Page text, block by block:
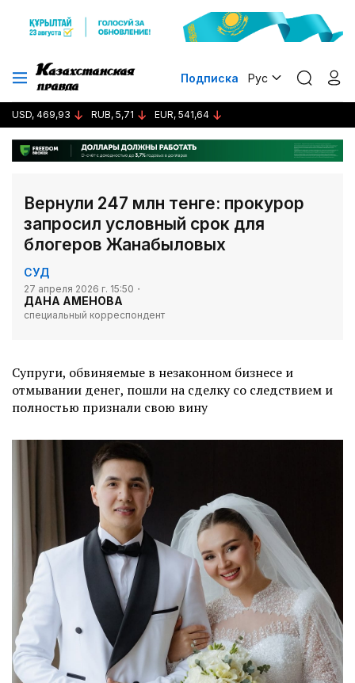
Подписка Рус
USD, 469,93 RUB, 5,71 EUR, 541,64
Вернули 247 млн тенге: прокурор
запросил условный срок для
блогеров Жанабыловых
СУД
27 апреля 2026 г. 15:50
ДАНА АМЕНОВА
специальный корреспондент
Супруги, обвиняемые в незаконном бизнесе и
отмывании денег, пошли на сделку со следствием и
полностью признали свою вину